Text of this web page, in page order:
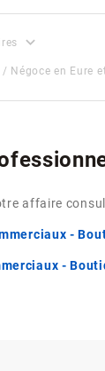
expand_more
/ Négoce en Eure
affaire
-
-